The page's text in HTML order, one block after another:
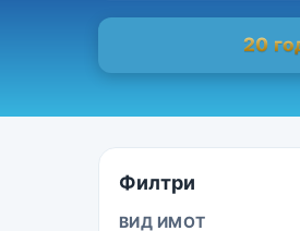
20
Филтри
ВИД ИМОТ